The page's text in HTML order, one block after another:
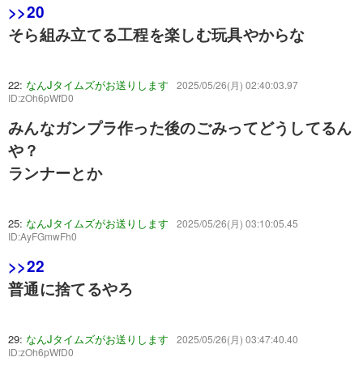
>>20
そら組み立てる工程を楽しむ玩具やからな
22: なんJタイムズがお送りします
2025/05/26(月) 02:40:03.97
ID:zOh6pWfD0
みんなガンプラ作った後のごみってどうしてるん
や？
ランナーとか
25: なんJタイムズがお送りします
2025/05/26(月) 03:10:05.45
ID:AyFGmwFh0
>>22
普通に捨てるやろ
29: なんJタイムズがお送りします
2025/05/26(月) 03:47:40.40
ID:zOh6pWfD0